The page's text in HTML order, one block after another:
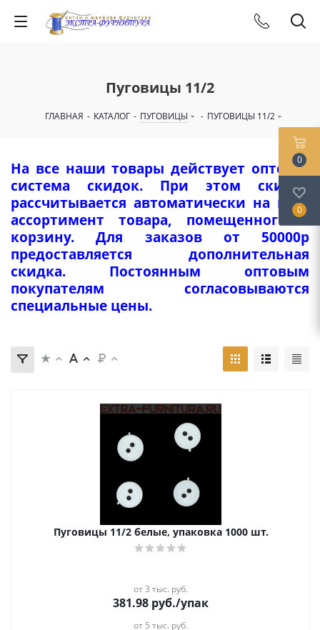
Пуговицы 11/2
ГЛАВНАЯ - КАТАЛОГ - ПУГОВИЦЫ - ПУГОВИЦЫ 11/2
На все наши товары действует оптовая
система скидок. При этом скидка
рассчитывается автоматически на весь
ассортимент товара, помещенного в
корзину. Для заказов от 50000р
предоставляется дополнительная
скидка. Постоянным оптовым
покупателям согласовываются
специальные цены.
Пуговицы 11/2 белые, упаковка 1000 шт.
от 3 тыс. руб.
381.98 руб./упак
от 5 тыс. руб.
0
0